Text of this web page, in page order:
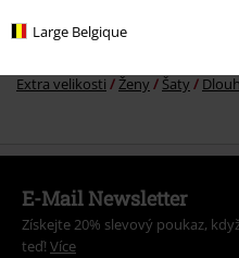
Large Belgique
Extra velikosti Ženy
Extra velikosti Ženy Šaty
E-Mail Newsletter
Získejte 20% slevový poukaz,
teď! Více